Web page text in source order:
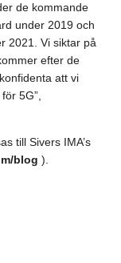
de kommande
under 2019 och
2021. Vi siktar på
efter de
att vi
5G”,
till Sivers IMA’s
blog ).